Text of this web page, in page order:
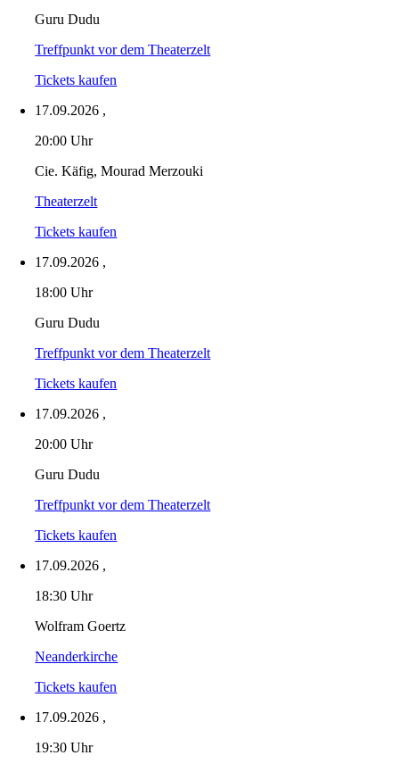
Guru Dudu
Treffpunkt vor dem Theaterzelt
Tickets kaufen
17.09.2026 ,
20:00 Uhr
Cie. Käfig, Mourad Merzouki
Theaterzelt
Tickets kaufen
17.09.2026 ,
18:00 Uhr
Guru Dudu
Treffpunkt vor dem Theaterzelt
Tickets kaufen
17.09.2026 ,
20:00 Uhr
Guru Dudu
Treffpunkt vor dem Theaterzelt
Tickets kaufen
17.09.2026 ,
18:30 Uhr
Wolfram Goertz
Neanderkirche
Tickets kaufen
17.09.2026 ,
19:30 Uhr